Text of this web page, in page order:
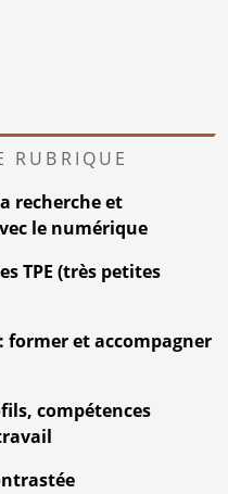
RUBRIQUE
recherche et
le numérique
TPE (très petites
former et accompagner
compétences